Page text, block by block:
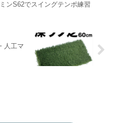
ンS62でスイングテンポ練習
人工マ